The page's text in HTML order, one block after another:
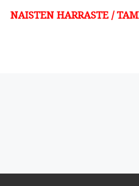
NAISTEN HARRASTE /
Artikkelien